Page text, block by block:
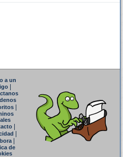
a un
|
|
|
de